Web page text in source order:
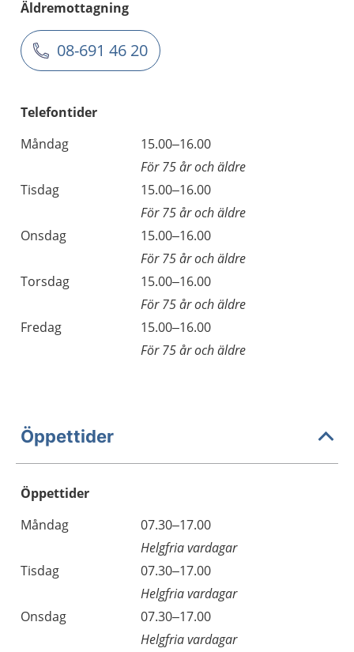
Äldremottagning
08-691 46 20
Telefontider
Måndag
15.00–16.00
För 75 år och äldre
Tisdag
15.00–16.00
För 75 år och äldre
Onsdag
15.00–16.00
För 75 år och äldre
Torsdag
15.00–16.00
För 75 år och äldre
Fredag
15.00–16.00
För 75 år och äldre
Öppettider
Öppettider
Dag
Öppettider
Kommentarer
Måndag
07.30–17.00
Helgfria vardagar
Tisdag
07.30–17.00
Helgfria vardagar
Onsdag
07.30–17.00
Helgfria vardagar